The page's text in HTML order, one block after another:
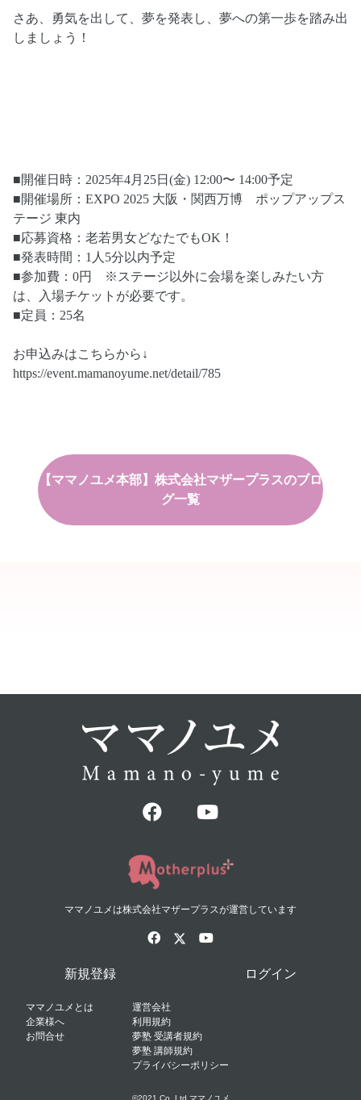
さあ、勇気を出して、夢を発表し、夢への第一歩を踏み出
しましょう！
■開催日時：2025年4月25日(金) 12:00〜 14:00予定
■開催場所：EXPO 2025 大阪・関西万博 ポップアップス
テージ 東内
■応募資格：老若男女どなたでもOK！
■発表時間：1人5分以内予定
■参加費：0円 ※ステージ以外に会場を楽しみたい方
は、入場チケットが必要です。
■定員：25名
お申込みはこちらから↓
https://event.mamanoyume.net/detail/785
【ママノユメ本部】株式会社マザープラスのブロ
グ一覧
ママノユメは株式会社マザープラスが運営しています
新規登録 ログイン
ママノユメとは
企業様へ
お問合せ
運営会社
利用規約
夢塾 受講者規約
夢塾 講師規約
プライバシーポリシー